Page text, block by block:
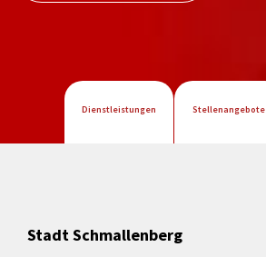
Dienstleistungen Stellenangebote
Stadt Schmallenberg